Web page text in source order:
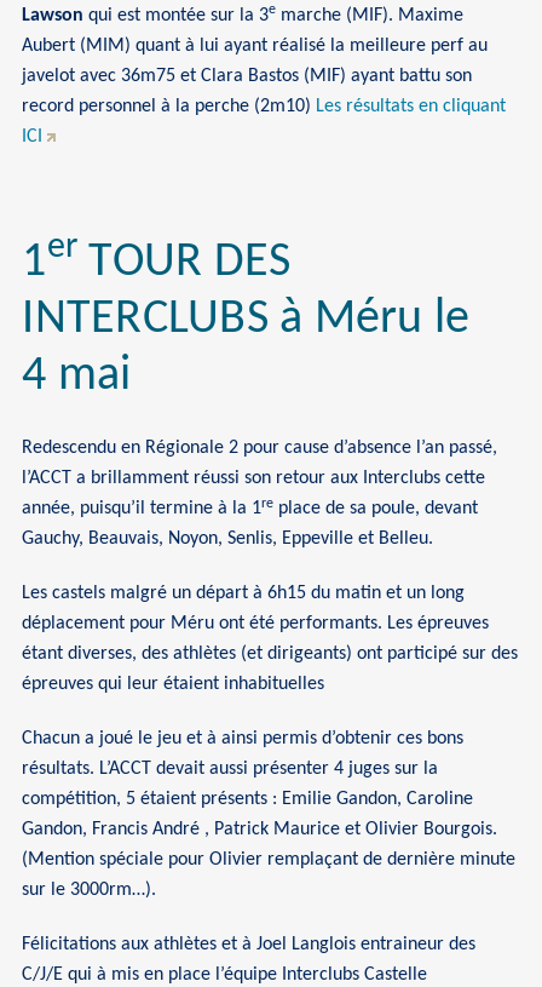
Lawson qui est montée sur la 3e marche (MIF). Maxime
Aubert (MIM) quant à lui ayant réalisé la meilleure perf au
javelot avec 36m75 et Clara Bastos (MIF) ayant battu son
record personnel à la perche (2m10) Les résultats en cliquant
ICI
1er TOUR DES
INTERCLUBS à Méru le
4 mai
Redescendu en Régionale 2 pour cause d’absence l’an passé,
l’ACCT a brillamment réussi son retour aux Interclubs cette
année, puisqu’il termine à la 1re place de sa poule, devant
Gauchy, Beauvais, Noyon, Senlis, Eppeville et Belleu.
Les castels malgré un départ à 6h15 du matin et un long
déplacement pour Méru ont été performants. Les épreuves
étant diverses, des athlètes (et dirigeants) ont participé sur des
épreuves qui leur étaient inhabituelles
Chacun a joué le jeu et à ainsi permis d’obtenir ces bons
résultats. L’ACCT devait aussi présenter 4 juges sur la
compétition, 5 étaient présents : Emilie Gandon, Caroline
Gandon, Francis André , Patrick Maurice et Olivier Bourgois.
(Mention spéciale pour Olivier remplaçant de dernière minute
sur le 3000rm…).
Félicitations aux athlètes et à Joel Langlois entraineur des
C/J/E qui à mis en place l’équipe Interclubs Castelle